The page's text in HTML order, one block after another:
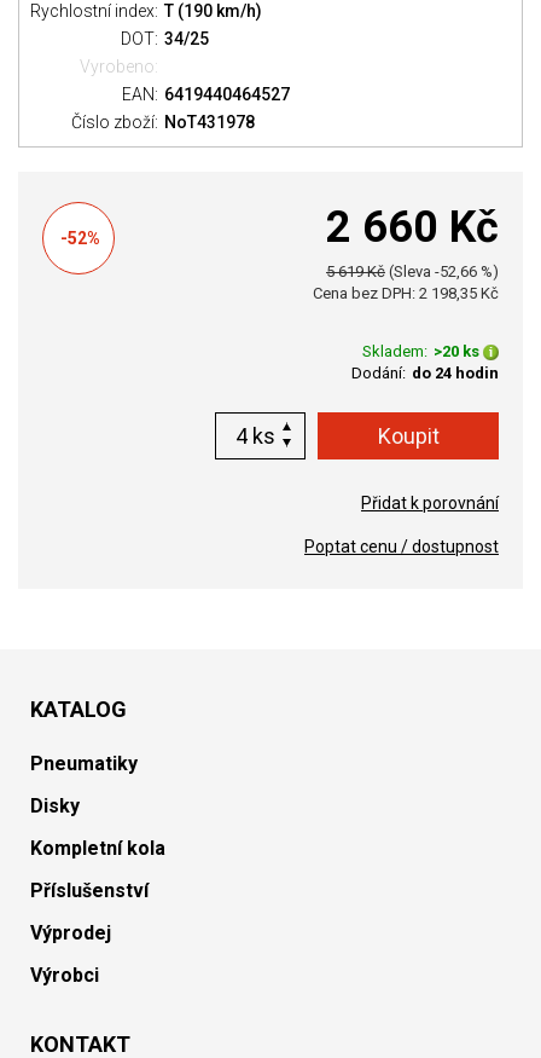
Rychlostní index: T (190 km/h)
DOT: 34/25
Vyrobeno:
EAN: 6419440464527
Číslo zboží: NoT431978
-52% 2 660 Kč
5 619 Kč (Sleva -52,66 %)
Cena bez DPH: 2 198,35 Kč
Skladem: >20 ks
Dodání: do 24 hodin
ks
Přidat k porovnání
Poptat cenu / dostupnost
KATALOG
Pneumatiky
Disky
Kompletní kola
Příslušenství
Výprodej
Výrobci
KONTAKT